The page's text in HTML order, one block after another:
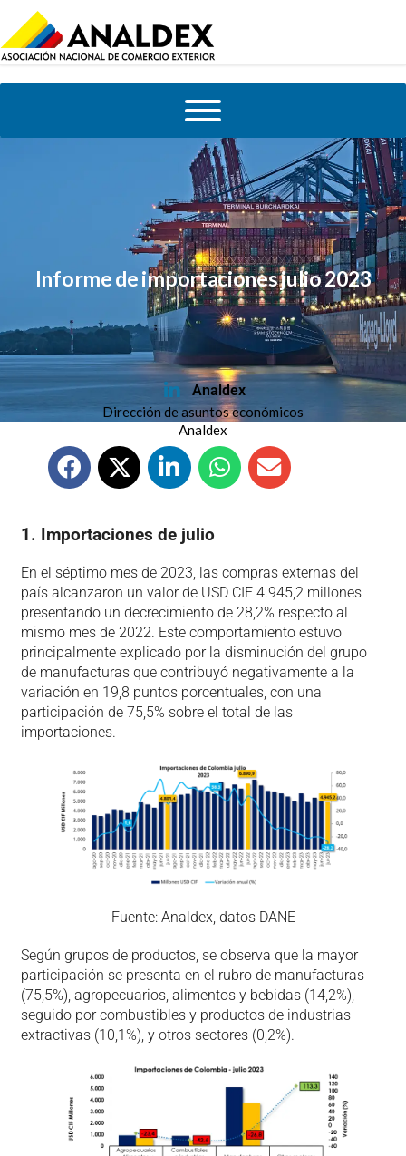
Informe de importaciones julio 2023
Analdex
Dirección de asuntos económicos
Analdex
1. Importaciones de julio
En el séptimo mes de 2023, las compras externas del
país alcanzaron un valor de USD CIF 4.945,2 millones
presentando un decrecimiento de 28,2% respecto al
mismo mes de 2022. Este comportamiento estuvo
principalmente explicado por la disminución del grupo
de manufacturas que contribuyó negativamente a la
variación en 19,8 puntos porcentuales, con una
participación de 75,5% sobre el total de las
importaciones.
Fuente: Analdex, datos DANE
Según grupos de productos, se observa que la mayor
participación se presenta en el rubro de manufacturas
(75,5%), agropecuarios, alimentos y bebidas (14,2%),
seguido por combustibles y productos de industrias
extractivas (10,1%), y otros sectores (0,2%).